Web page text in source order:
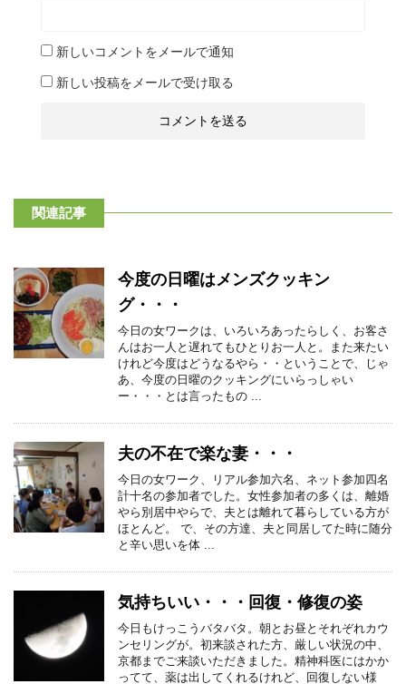
新しいコメントをメールで通知
新しい投稿をメールで受け取る
関連記事
今度の日曜はメンズクッキン
グ・・・
今日の女ワークは、いろいろあったらしく、お客さ
んはお一人と遅れてもひとりお一人と。また来たい
けれど今度はどうなるやら・・ということで、じゃ
あ、今度の日曜のクッキングにいらっしゃい
ー・・・とは言ったもの ...
夫の不在で楽な妻・・・
今日の女ワーク、リアル参加六名、ネット参加四名
計十名の参加者でした。女性参加者の多くは、離婚
やら別居中やらで、夫とは離れて暮らしている方が
ほとんど。 で、その方達、夫と同居してた時に随分
と辛い思いを体 ...
気持ちいい・・・回復・修復の姿
今日もけっこうバタバタ。朝とお昼とそれぞれカウ
ンセリングが。初来談された方、厳しい状況の中、
京都までご来談いただきました。精神科医にはかか
ってて、薬は出してくれるけれど、回復しない様